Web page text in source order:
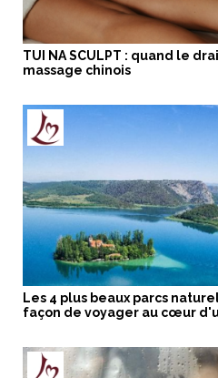
TUI NA SCULPT : quand le
massage chinois
Les 4 plus beaux parcs
façon de voyager au cœur